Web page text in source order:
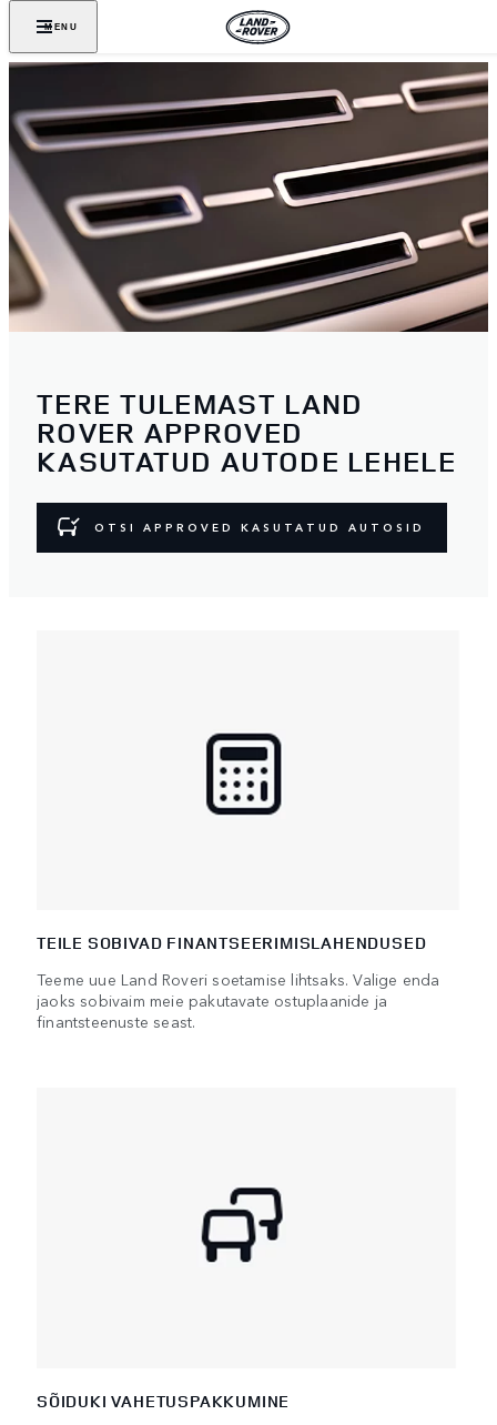
MENU
TERE TULEMAST LAND
ROVER APPROVED
KASUTATUD AUTODE LEHELE
OTSI APPROVED KASUTATUD AUTOSID
TEILE SOBIVAD FINANTSEERIMISLAHENDUSED
Teeme uue Land Roveri soetamise lihtsaks. Valige enda
jaoks sobivaim meie pakutavate ostuplaanide ja
finantsteenuste seast.
SÕIDUKI VAHETUSPAKKUMINE